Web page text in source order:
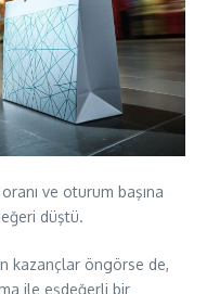
ve oturum başına
düştü.
kazançlar öngörse de,
ile eşdeğerli bir